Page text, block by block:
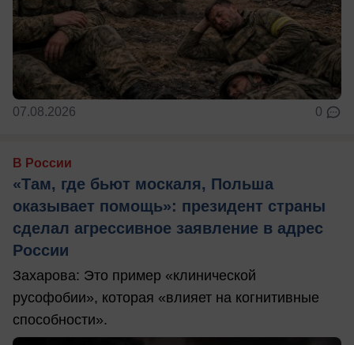
07.08.2026 0
В России
«Там, где бьют москаля, Польша
оказывает помощь»: президент страны
сделал агрессивное заявление в адрес
России
Захарова: Это пример «клинической
русофобии», которая «влияет на когнитивные
способности».